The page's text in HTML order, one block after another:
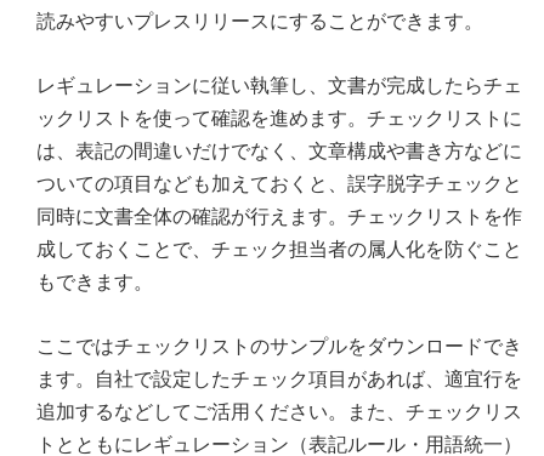
読みやすいプレスリリースにすることができます。
レギュレーションに従い執筆し、文書が完成したらチェ
ックリストを使って確認を進めます。チェックリストに
は、表記の間違いだけでなく、文章構成や書き方などに
ついての項目なども加えておくと、誤字脱字チェックと
同時に文書全体の確認が行えます。チェックリストを作
成しておくことで、チェック担当者の属人化を防ぐこと
もできます。
ここではチェックリストのサンプルをダウンロードでき
ます。自社で設定したチェック項目があれば、適宜行を
追加するなどしてご活用ください。また、チェックリス
トとともにレギュレーション（表記ルール・用語統一）